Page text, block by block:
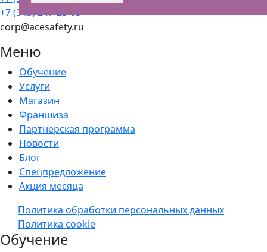
+7 (343) 247-23-03
corp@acesafety.ru
Меню
Обучение
Услуги
Магазин
Франшиза
Партнерская программа
Новости
Блог
Спецпредложение
Акция месяца
Политика обработки персональных данных
Политика cookie
Обучение